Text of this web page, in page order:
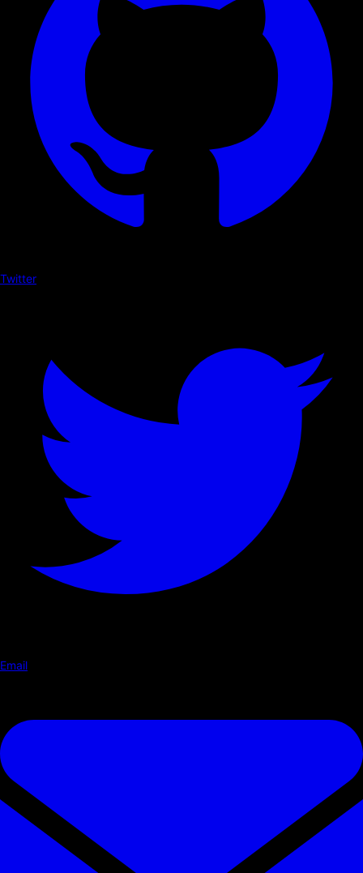
Twitter
Email